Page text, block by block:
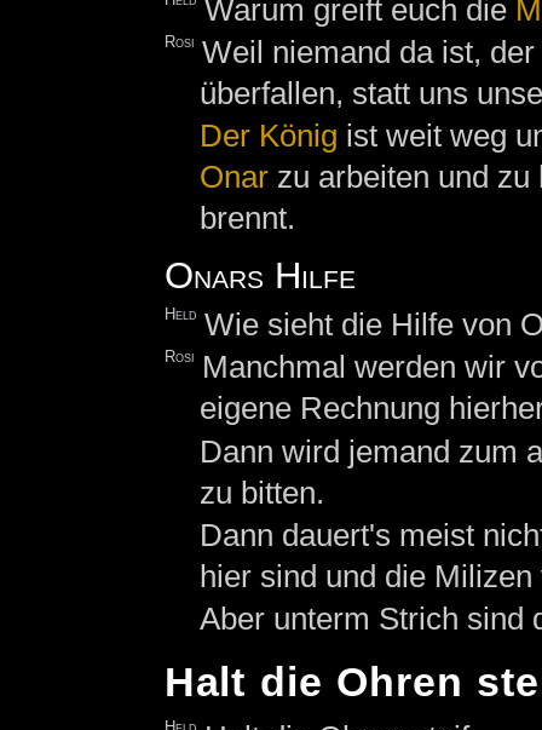
Warum greift euch die
Rosi Weil niemand da ist,
überfallen, statt uns
Der König ist weit weg
Onarzu arbeiten und zu
brennt.
Onars Hilfe
Held Wie sieht die Hilfe von
Rosi
Manchmal werden wir
eigene Rechnung
Dann wird jemand zum
zu bitten.
Dann dauert's meist
hier sind und die Milizen
Aber unterm Strich sind
Halt die Ohren